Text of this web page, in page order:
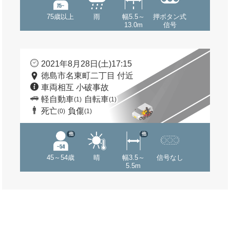
75歳以上 雨
幅5.5～
13.0m
押ボタン式
信号
2021年8月28日(土)17:15
徳島市名東町二丁目 付近
車両相互 小破事故
軽自動車(1) 自転車(1)
死亡(0) 負傷(1)
45～54歳
他
晴
幅3.5～
5.5m
他
信号なし